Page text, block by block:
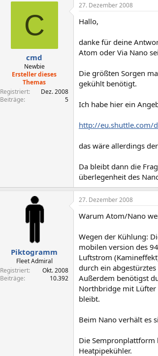
C
cmd
Newbie
Ersteller dieses
Themas
Registriert
Dez. 2008
Beiträge
5
27. Dezember 2008
Hallo,
danke für deine
Atom oder Via Nano
Die größten Sorgen
gekühlt benötigt.
Ich habe hier ein
http://eu.shuttle.com/
das wäre allerdings
Da bleibt dann die
überlegenheit des
Piktogramm
Fleet Admiral
Registriert
Okt. 2008
Beiträge
10.392
27. Dezember 2008
Warum Atom/Nano
Wegen der Kühlung:
mobilen version des
Luftstrom
durch ein
Außerdem benötigst
Northbridge mit Lüfter
bleibt.
Beim Nano verhält es
Die Sempronplattform
Heatpipekühler.